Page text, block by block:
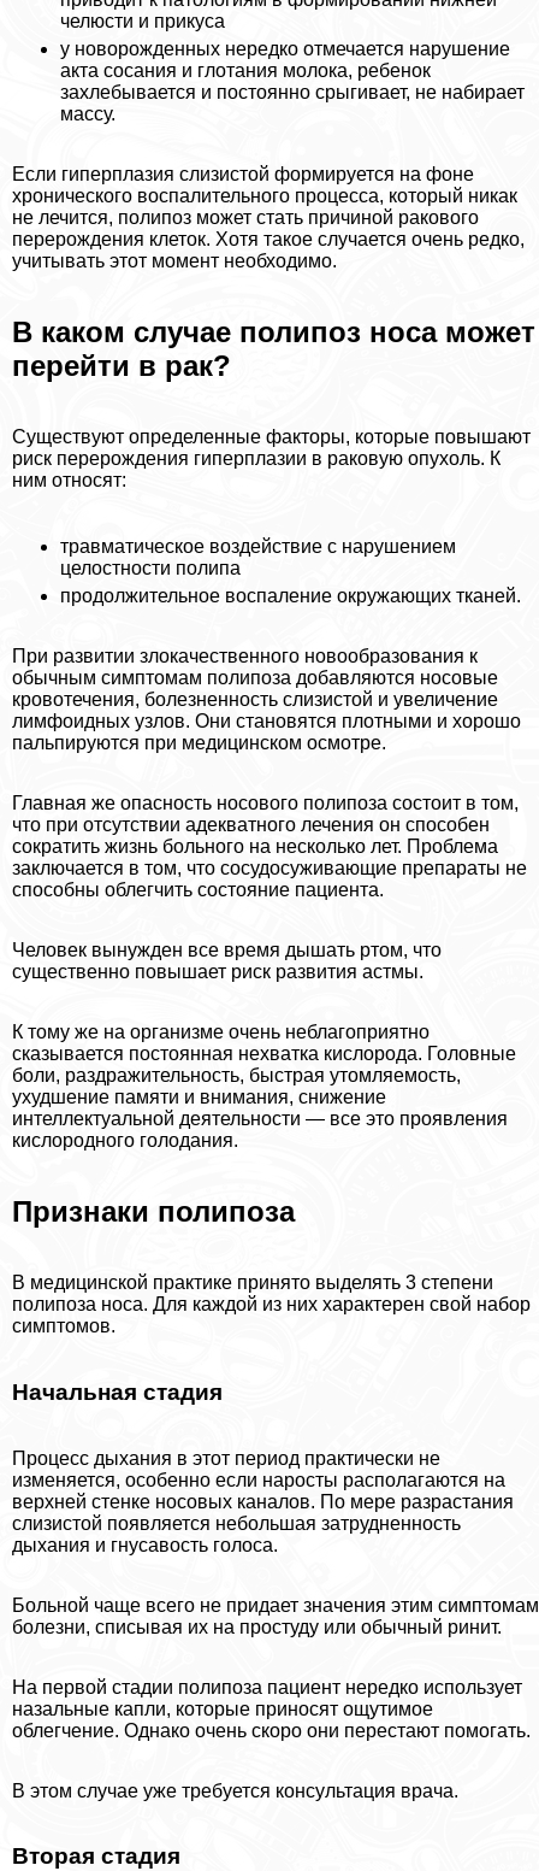
челюсти и прикуса
у новорожденных нередко отмечается нарушение
акта сосания и глотания молока, ребенок
захлебывается и постоянно срыгивает, не набирает
массу.
Если гиперплазия слизистой формируется на фоне
хронического воспалительного процесса, который никак
не лечится, полипоз может стать причиной paкового
перерождения клеток. Хотя такое случается очень редко,
учитывать этот момент необходимо.
В каком случае полипоз носа может
перейти в paк?
Существуют определенные факторы, которые повышают
риск перерождения гиперплазии в paковую опухоль. К
ним относят:
травматическое воздействие с нарушением
целостности полипа
продолжительное воспаление окружающих тканей.
При развитии злокачественного новообразования к
обычным симптомам полипоза добавляются носовые
кровотечения, болезненность слизистой и увеличение
лимфоидных узлов. Они становятся плотными и хорошо
пальпируются при медицинском осмотре.
Главная же опасность носового полипоза состоит в том,
что при отсутствии адекватного лечения он способен
сократить жизнь больного на несколько лет. Проблема
заключается в том, что сосудосуживающие препараты не
способны облегчить состояние пациента.
Человек вынужден все время дышать ртом, что
существенно повышает риск развития астмы.
К тому же на организме очень нeблагоприятно
сказывается постоянная нехватка кислорода. Головные
боли, раздражительность, быстрая утомляемость,
ухудшение памяти и внимания, снижение
интеллектуальной деятельности — все это проявления
кислородного голодания.
Признаки полипоза
В медицинской пpaктике принято выделять 3 степени
полипоза носа. Для каждой из них хаpaктерен свой набор
симптомов.
Начальная стадия
Процесс дыхания в этот период пpaктически не
изменяется, особенно если наросты располагаются на
верхней стенке носовых каналов. По мере разрастания
слизистой появляется небольшая затрудненность
дыхания и гнусавость голоса.
Больной чаще всего не придает значения этим симптомам
болезни, списывая их на простуду или обычный ринит.
На первой стадии полипоза пациент нередко использует
назальные капли, которые приносят ощутимое
облегчение. Однако очень скоро они перестают помогать.
В этом случае уже требуется консультация врача.
Вторая стадия